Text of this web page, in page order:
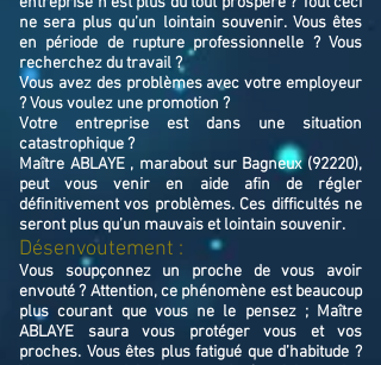
ne sera plus qu’un lointain souvenir. Vous êtes
en période de rupture professionnelle ? Vous
recherchez du travail ?
Vous avez des problèmes avec votre employeur
? Vous voulez une promotion ?
Votre entreprise est dans une situation
catastrophique ?
Maître ABLAYE , marabout sur Bagneux (92220),
peut vous venir en aide afin de régler
définitivement vos problèmes. Ces difficultés ne
seront plus qu’un mauvais et lointain souvenir.
Désenvoutement :
Vous soupçonnez un proche de vous avoir
envouté ? Attention, ce phénomène est beaucoup
plus courant que vous ne le pensez ; Maître
ABLAYE saura vous protéger vous et vos
proches. Vous êtes plus fatigué que d’habitude ?